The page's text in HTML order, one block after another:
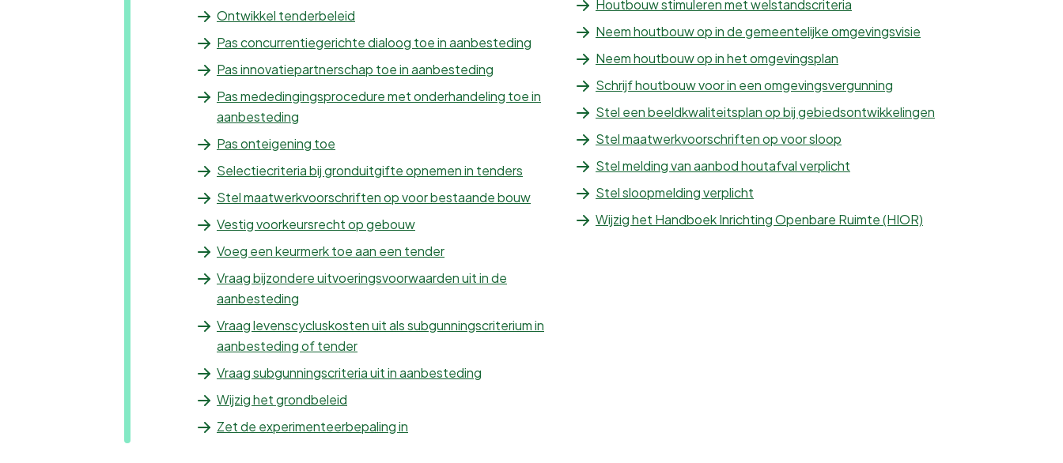
Ontwikkel tenderbeleid
Pas concurrentiegerichte dialoog toe in aanbesteding
Pas innovatiepartnerschap toe in aanbesteding
Pas mededingingsprocedure met onderhandeling toe in
aanbesteding
Pas onteigening toe
Selectiecriteria bij gronduitgifte opnemen in tenders
Stel maatwerkvoorschriften op voor bestaande bouw
Vestig voorkeursrecht op gebouw
Voeg een keurmerk toe aan een tender
Vraag bijzondere uitvoeringsvoorwaarden uit in de
aanbesteding
Vraag levenscycluskosten uit als subgunningscriterium in
aanbesteding of tender
Vraag subgunningscriteria uit in aanbesteding
Wijzig het grondbeleid
Zet de experimenteerbepaling in
Houtbouw stimuleren met welstandscriteria
Neem houtbouw op in de gemeentelijke omgevingsvisie
Neem houtbouw op in het omgevingsplan
Schrijf houtbouw voor in een omgevingsvergunning
Stel een beeldkwaliteitsplan op bij gebiedsontwikkelingen
Stel maatwerkvoorschriften op voor sloop
Stel melding van aanbod houtafval verplicht
Stel sloopmelding verplicht
Wijzig het Handboek Inrichting Openbare Ruimte (HIOR)